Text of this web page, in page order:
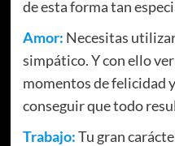
de esta forma tan
Amor: Necesitas
simpático. Y con ello
momentos de felicidad
conseguir que todo
Trabajo:Tu gran